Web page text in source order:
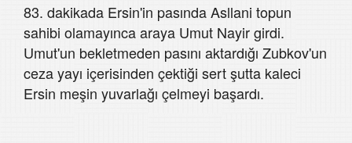
83. dakikada Ersin'in pasında Asllani topun
sahibi olamayınca araya Umut Nayir girdi.
Umut'un bekletmeden pasını aktardığı Zubkov'un
ceza yayı içerisinden çektiği sert şutta kaleci
Ersin meşin yuvarlağı çelmeyi başardı.